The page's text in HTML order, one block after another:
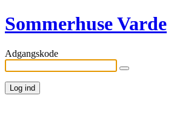
Sommerhuse Varde
Adgangskode